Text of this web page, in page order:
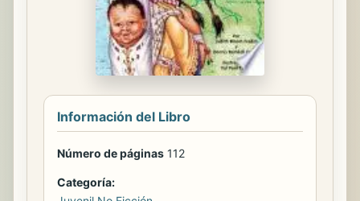
Información del Libro
Número de páginas 112
Categoría: